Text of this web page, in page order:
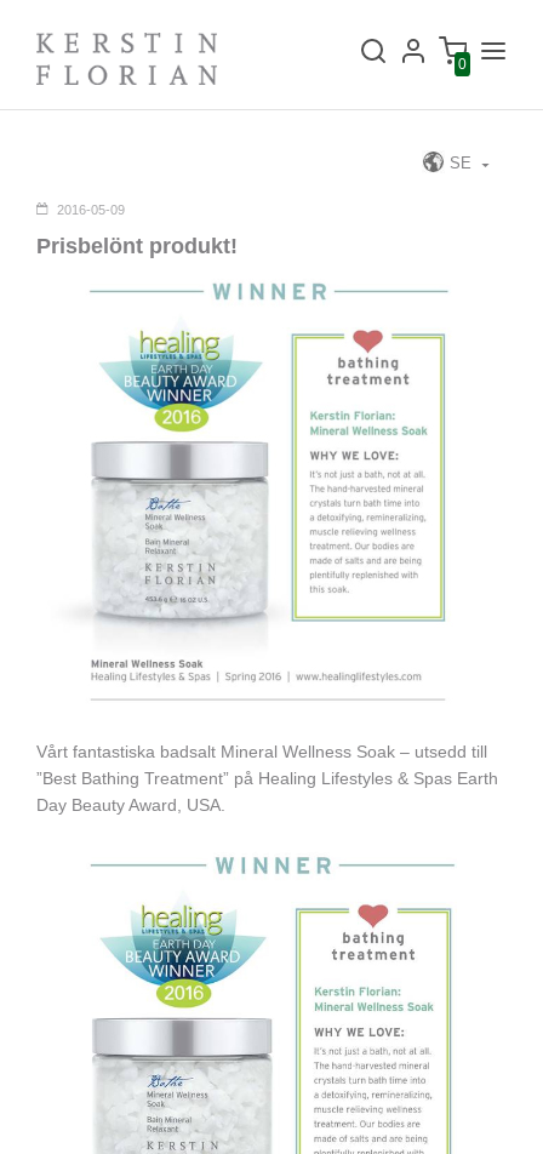
0
SE
2016-05-09
Prisbelönt produkt!
Vårt fantastiska badsalt Mineral Wellness Soak – utsedd till
”Best Bathing Treatment” på Healing Lifestyles & Spas Earth
Day Beauty Award, USA.